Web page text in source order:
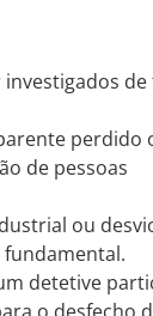
perdido
de pessoas
ou
detetive